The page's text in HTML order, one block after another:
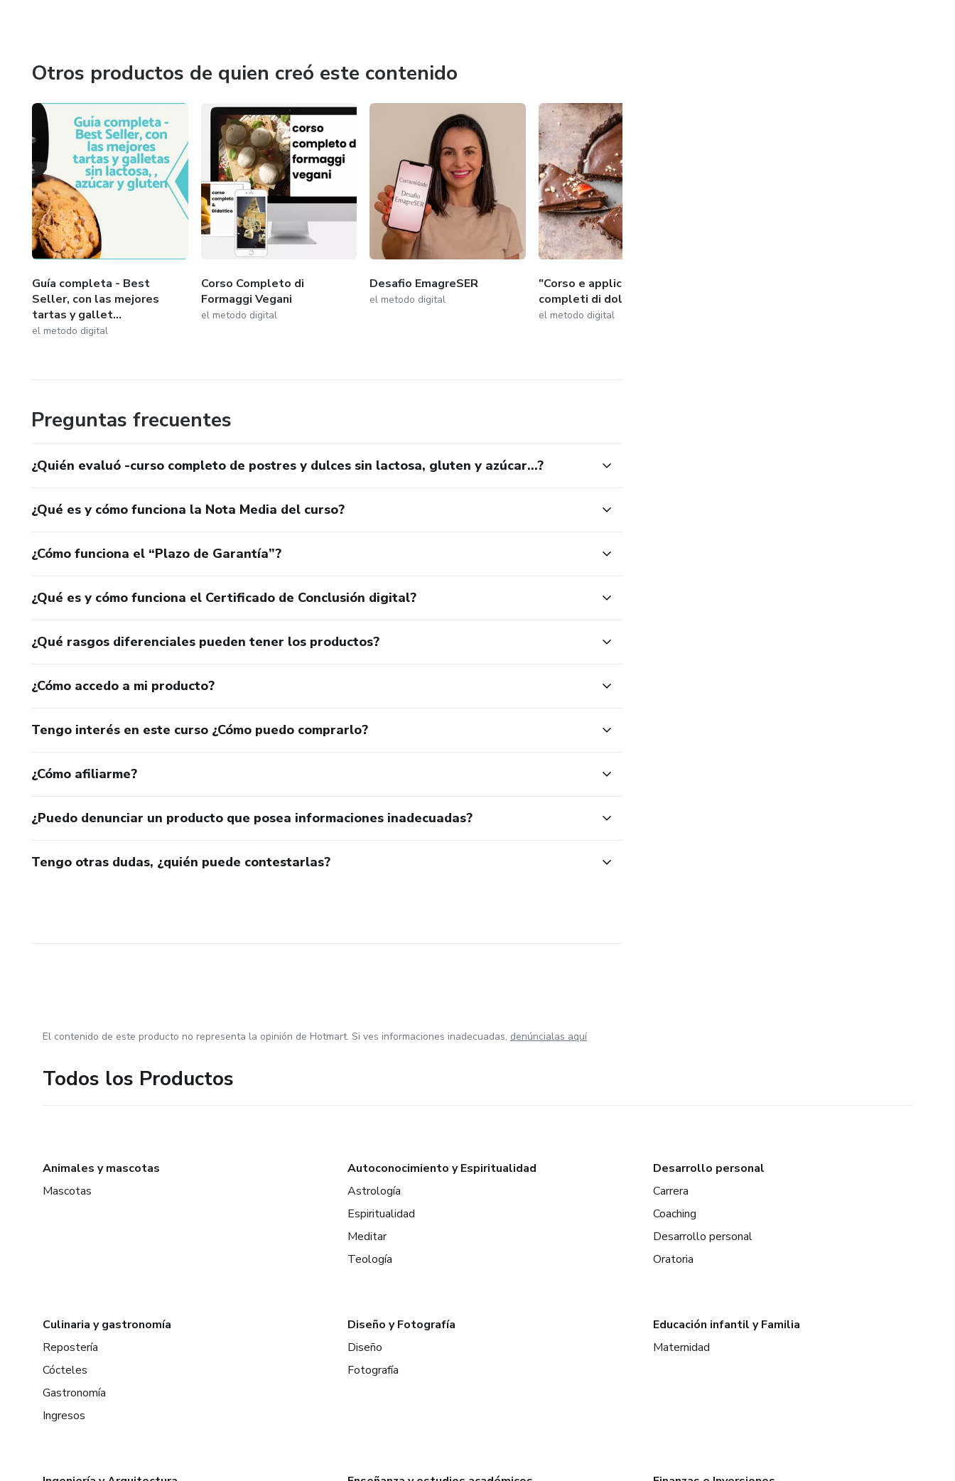
Otros productos de quien creó este contenido
Guía completa - Best
Seller, con las mejores
tartas y gallet...
el metodo digital
Corso Completo di
Formaggi Vegani
el metodo digital
Desafio EmagreSER
el metodo digital
"Corso e applicazione
completi di dolci veganiii!
el metodo digital
Preguntas frecuentes
¿Quién evaluó -curso completo de postres y dulces sin lactosa, gluten y azúcar…?
¿Qué es y cómo funciona la Nota Media del curso?
¿Cómo funciona el “Plazo de Garantía”?
¿Qué es y cómo funciona el Certificado de Conclusión digital?
¿Qué rasgos diferenciales pueden tener los productos?
¿Cómo accedo a mi producto?
Tengo interés en este curso ¿Cómo puedo comprarlo?
¿Cómo afiliarme?
¿Puedo denunciar un producto que posea informaciones inadecuadas?
Tengo otras dudas, ¿quién puede contestarlas?
El contenido de este producto no representa la opinión de Hotmart. Si ves informaciones inadecuadas, denúncialas aquí
Todos los Productos
Animales y mascotas
Mascotas
Autoconocimiento y Espiritualidad
Astrología
Espiritualidad
Meditar
Teología
Desarrollo personal
Carrera
Coaching
Desarrollo personal
Oratoria
Culinaria y gastronomía
Repostería
Cócteles
Gastronomía
Ingresos
Diseño y Fotografía
Diseño
Fotografía
Educación infantil y Familia
Maternidad